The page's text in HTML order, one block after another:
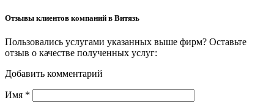
Отзывы клиентов компаний в Витязь
Пользовались услугами указанных выше фирм? Оставьте
отзыв о качестве полученных услуг:
Добавить комментарий
Имя *